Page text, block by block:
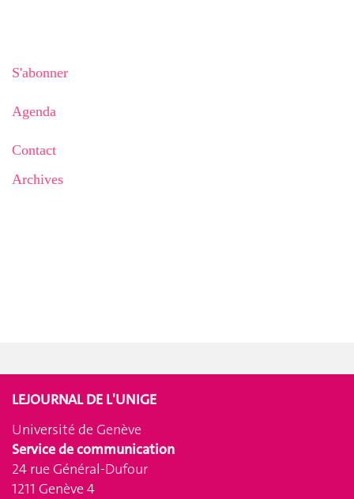
S'abonner
Agenda
Contact
Archives
LEJOURNAL DE L'UNIGE
Université de Genève
Service de communication
24 rue Général-Dufour
1211 Genève 4